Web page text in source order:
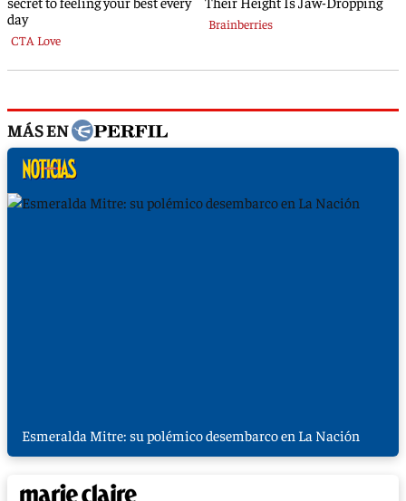
MÁS EN
Esmeralda Mitre: su polémico desembarco en La Nación